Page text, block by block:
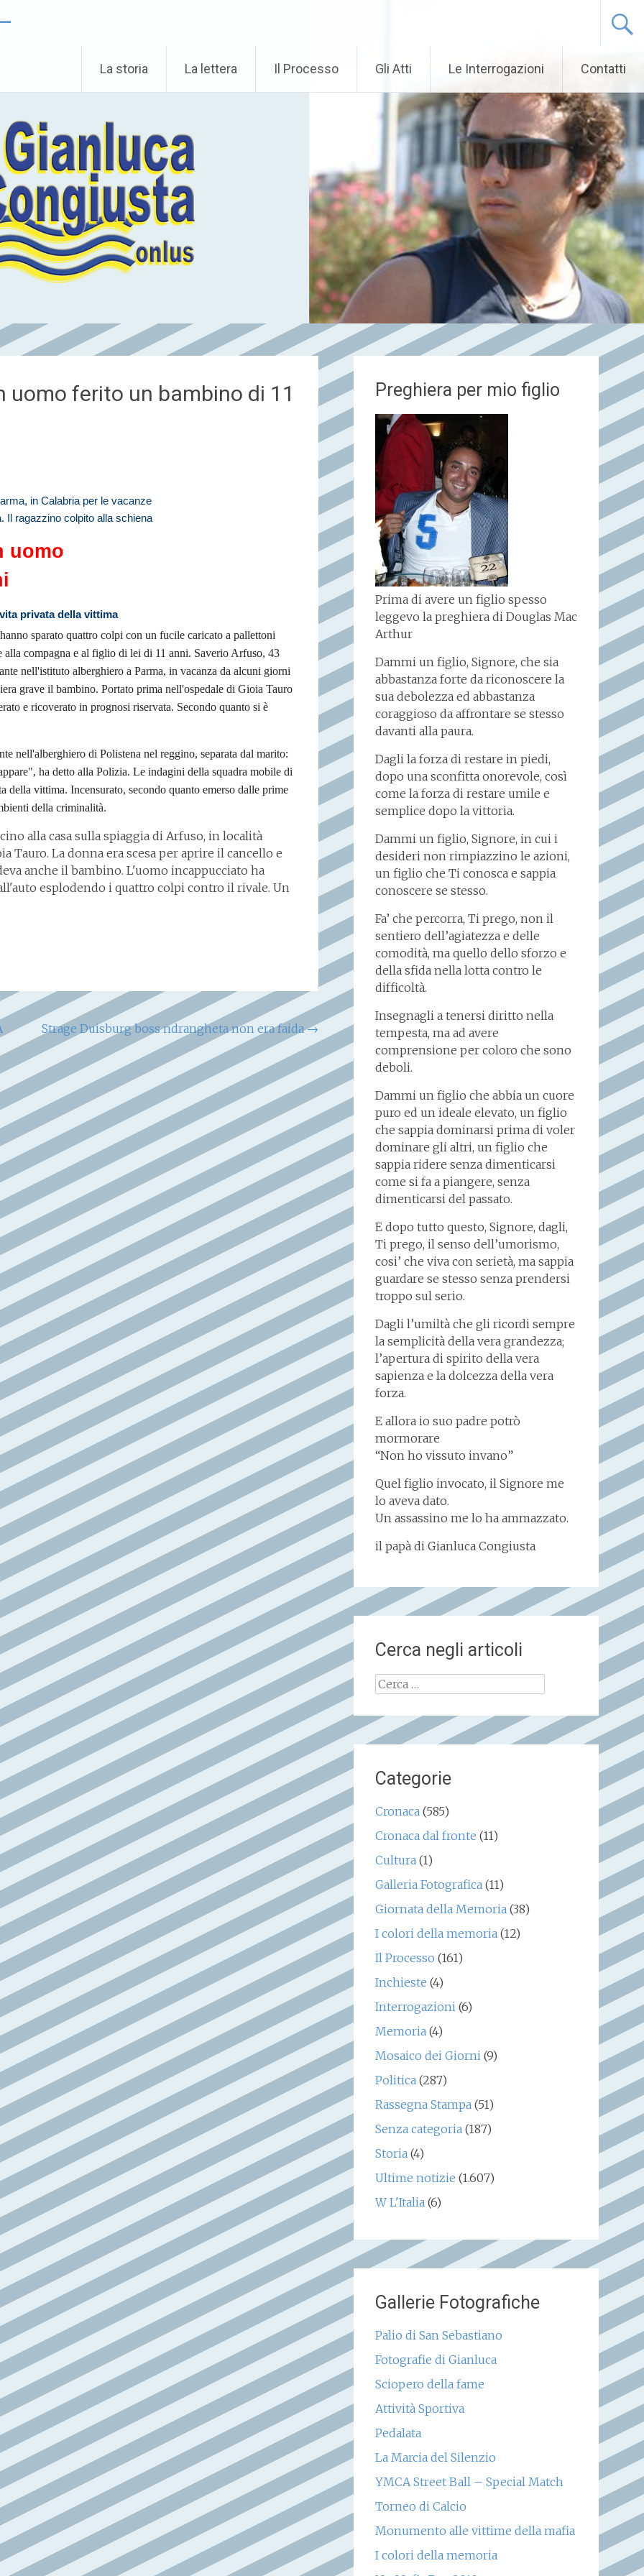
La storia La lettera Il Processo Gli Atti Le Interrogazioni Contatti
uomo ferito un bambino di 11
in Calabria per le vacanze
Il ragazzino colpito alla schiena
uomo
privata della vittima
sparato quattro colpi con un fucile caricato a pallettoni
alla compagna e al figlio di lei di 11 anni. Saverio Arfuso, 43
nell'istituto alberghiero a Parma, in vacanza da alcuni giorni
grave il bambino. Portato prima nell'ospedale di Gioia Tauro
e ricoverato in prognosi riservata. Secondo quanto si è
nell'alberghiero di Polistena nel reggino, separata dal marito:
ha detto alla Polizia. Le indagini della squadra mobile di
della vittima. Incensurato, secondo quanto emerso dalle prime
della criminalità.
alla casa sulla spiaggia di Arfuso, in località
Tauro. La donna era scesa per aprire il cancello e
anche il bambino. L'uomo incappucciato ha
esplodendo i quattro colpi contro il rivale. Un
Strage Duisburg boss ndrangheta non era faida→
Preghiera per mio figlio
Prima di avere un figlio spesso
leggevo la preghiera di Douglas Mac
Arthur
Dammi un figlio, Signore, che sia
abbastanza forte da riconoscere la
sua debolezza ed abbastanza
coraggioso da affrontare se stesso
davanti alla paura.
Dagli la forza di restare in piedi,
dopo una sconfitta onorevole, così
come la forza di restare umile e
semplice dopo la vittoria.
Dammi un figlio, Signore, in cui i
desideri non rimpiazzino le azioni,
un figlio che Ti conosca e sappia
conoscere se stesso.
Fa’ che percorra, Ti prego, non il
sentiero dell’agiatezza e delle
comodità, ma quello dello sforzo e
della sfida nella lotta contro le
difficoltà.
Insegnagli a tenersi diritto nella
tempesta, ma ad avere
comprensione per coloro che sono
deboli.
Dammi un figlio che abbia un cuore
puro ed un ideale elevato, un figlio
che sappia dominarsi prima di voler
dominare gli altri, un figlio che
sappia ridere senza dimenticarsi
come si fa a piangere, senza
dimenticarsi del passato.
E dopo tutto questo, Signore, dagli,
Ti prego, il senso dell’umorismo,
cosi’ che viva con serietà, ma sappia
guardare se stesso senza prendersi
troppo sul serio.
Dagli l’umiltà che gli ricordi sempre
la semplicità della vera grandezza;
l’apertura di spirito della vera
sapienza e la dolcezza della vera
forza.
E allora io suo padre potrò
mormorare
“Non ho vissuto invano”
Quel figlio invocato, il Signore me
lo aveva dato.
Un assassino me lo ha ammazzato.
il papà di Gianluca Congiusta
Cerca negli articoli
Ricerca
Categorie
Cronaca(585)
Cronaca dal fronte (11)
Cultura(1)
Galleria Fotografica(11)
Giornata della Memoria(38)
I colori della memoria(12)
Il Processo (161)
Inchieste (4)
Interrogazioni(6)
Memoria(4)
Mosaico dei Giorni(9)
Politica(287)
Rassegna Stampa(51)
Senza categoria(187)
Storia(4)
Ultime notizie (1.607)
W L'Italia(6)
Gallerie Fotografiche
Palio di San Sebastiano
Fotografie di Gianluca
Sciopero della fame
Attività Sportiva
Pedalata
La Marcia del Silenzio
YMCA Street Ball – Special Match
Torneo di Calcio
Monumento alle vittime della mafia
I colori della memoria